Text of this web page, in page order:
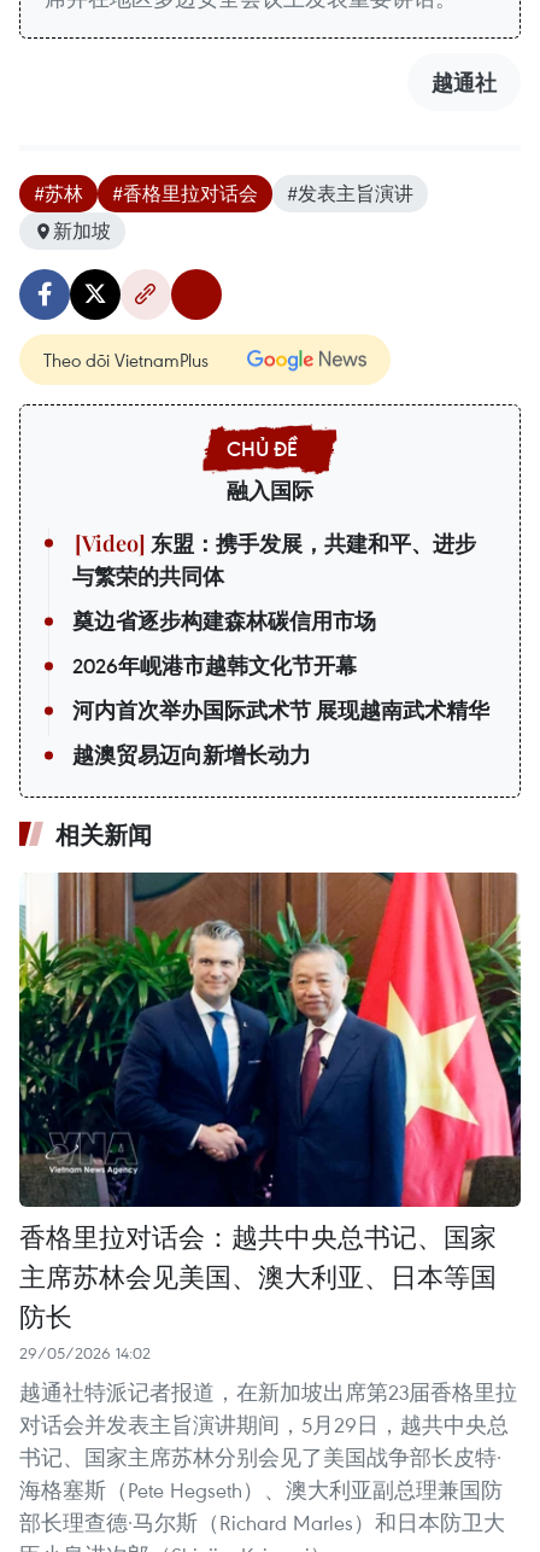
越通社
#苏林 #香格里拉对话会
#发表主旨演讲
新加坡
Theo dõi VietnamPlus
融入国际
东盟：携手发展，共建和平、进步
与繁荣的共同体
奠边省逐步构建森林碳信用市场
2026年岘港市越韩文化节开幕
河内首次举办国际武术节 展现越南武术精华
越澳贸易迈向新增长动力
相关新闻
香格里拉对话会：越共中央总书记、国家
主席苏林会见美国、澳大利亚、日本等国
防长
29/05/2026 14:02
越通社特派记者报道，在新加坡出席第23届香格里拉
对话会并发表主旨演讲期间，5月29日，越共中央总
书记、国家主席苏林分别会见了美国战争部长皮特·
海格塞斯（Pete Hegseth）、澳大利亚副总理兼国防
部长理查德·马尔斯（Richard Marles）和日本防卫大